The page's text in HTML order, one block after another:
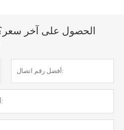
الحصول على آخر